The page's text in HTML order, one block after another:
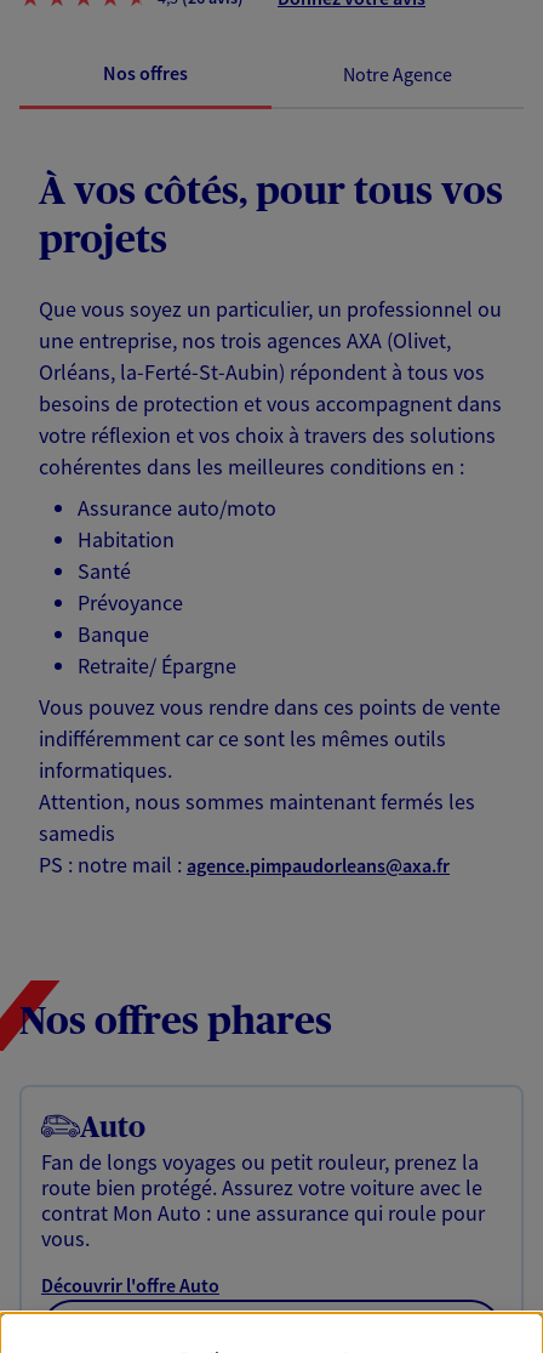
Nos offres Notre Agence
À vos côtés, pour tous vos
projets
Que vous soyez un particulier, un professionnel ou
une entreprise, nos trois agences AXA (Olivet,
Orléans, la-Ferté-St-Aubin) répondent à tous vos
besoins de protection et vous accompagnent dans
votre réflexion et vos choix à travers des solutions
cohérentes dans les meilleures conditions en :
Assurance auto/moto
Habitation
Santé
Prévoyance
Banque
Retraite/ Épargne
Vous pouvez vous rendre dans ces points de vente
indifféremment car ce sont les mêmes outils
informatiques.
Attention, nous sommes maintenant fermés les
samedis
PS : notre mail : agence.pimpaudorleans@axa.fr
Nos offres phares
Auto
Fan de longs voyages ou petit rouleur, prenez la
route bien protégé. Assurez votre voiture avec le
contrat Mon Auto : une assurance qui roule pour
vous.
Découvrir l'offre Auto